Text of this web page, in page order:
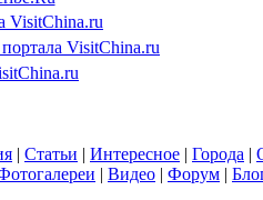
VisitChina.ru
VisitChina.ru
| Статьи | Интересное | Города |
| Видео | Форум |